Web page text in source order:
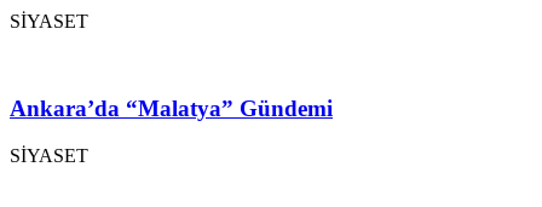
SİYASET
Ankara’da “Malatya” Gündemi
SİYASET